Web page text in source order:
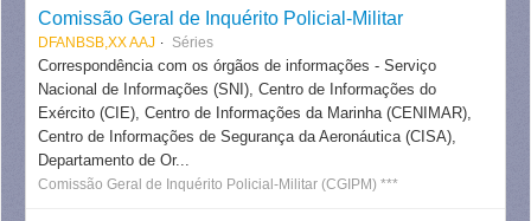
Comissão Geral de Inquérito Policial-Militar
DFANBSB,XX AAJ Séries
Correspondência com os órgãos de informações - Serviço
Nacional de Informações (SNI), Centro de Informações do
Exército (CIE), Centro de Informações da Marinha (CENIMAR),
Centro de Informações de Segurança da Aeronáutica (CISA),
Departamento de Or...
Comissão Geral de Inquérito Policial-Militar (CGIPM) ***